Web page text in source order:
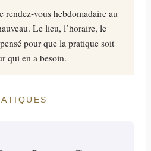
rendez-vous hebdomadaire au
Le lieu, l’horaire, le
pour que la pratique soit
qui en a besoin.